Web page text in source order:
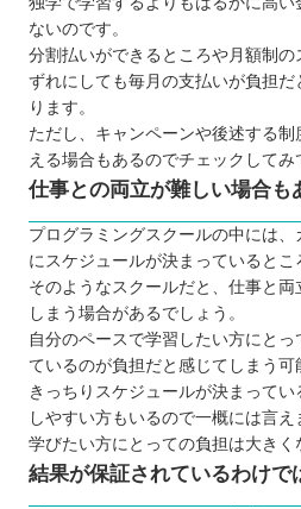
ないのです。
分割払いができるところや月額制
ずれにしても毎月の支払いが負担
ります。
ただし、キャンペーンや後述する
える場合もあるのでチェックしてみ
仕事との両立が難しい場合も
プログラミングスクールの中には、
にスケジュールが決まっているとこ
そのようなスクールだと、仕事と
しまう場合があるでしょう。
自分のペースで学習したい方にと
ているのが負担だと感じてしまう可
きっちりスケジュールが決まって
しやすい方もいるので一概には言
学びたい方にとっての負担は大きく
結果が保証されているわけで